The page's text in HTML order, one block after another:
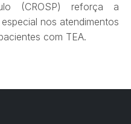
(CROSP) reforça a
nos atendimentos
com TEA.